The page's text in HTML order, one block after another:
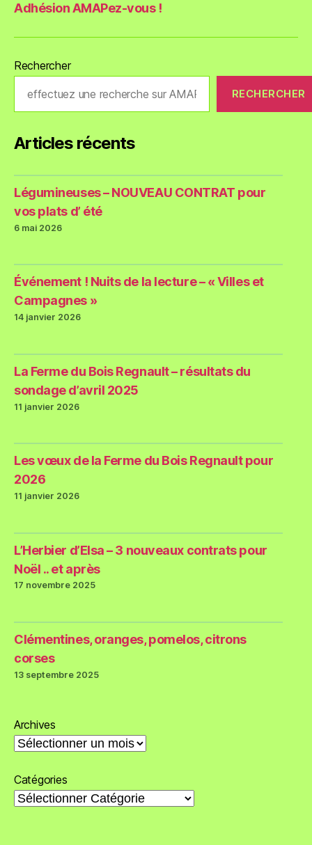
Adhésion AMAPez-vous !
Rechercher
RECHERCHER
Articles récents
Légumineuses – NOUVEAU CONTRAT pour
vos plats d’ été
6 mai 2026
Événement ! Nuits de la lecture – « Villes et
Campagnes »
14 janvier 2026
La Ferme du Bois Regnault – résultats du
sondage d’avril 2025
11 janvier 2026
Les vœux de la Ferme du Bois Regnault pour
2026
11 janvier 2026
L’Herbier d’Elsa – 3 nouveaux contrats pour
Noël .. et après
17 novembre 2025
Clémentines, oranges, pomelos, citrons
corses
13 septembre 2025
Archives
Catégories